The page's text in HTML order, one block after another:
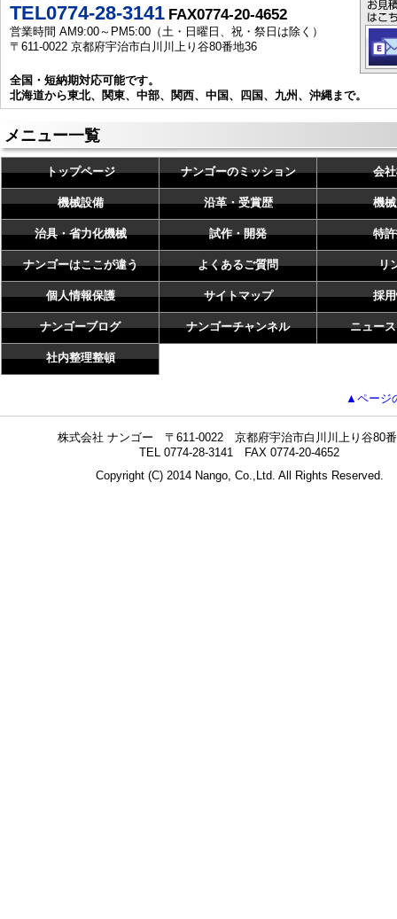
TEL0774-28-3141 FAX0774-20-4652
営業時間 AM9:00～PM5:00（土・日曜日、祝・祭日は除く）
〒611-0022 京都府宇治市白川川上り谷80番地36
全国・短納期対応可能です。
北海道から東北、関東、中部、関西、中国、四国、九州、沖縄まで。
メニュー一覧
トップページ ナンゴーのミッション 会
機械設備 沿革・受賞歴 機
治具・省力化機械 試作・開発 特
ナンゴーはここが違う よくあるご質問 リ
個人情報保護 サイトマップ 採
ナンゴーブログ ナンゴーチャンネル ニュー
社内整理整頓
▲ページ
株式会社 ナンゴー 〒611-0022 京都府宇治市白川川上り谷80
TEL 0774-28-3141 FAX 0774-20-4652
Copyright (C) 2014 Nango, Co.,Ltd. All Rights Reserved.